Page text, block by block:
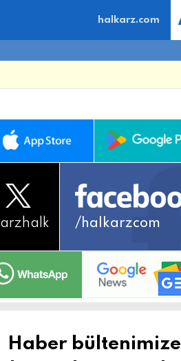
halkarz.com
arzhalk /halkarzcom
Haber bültenimize